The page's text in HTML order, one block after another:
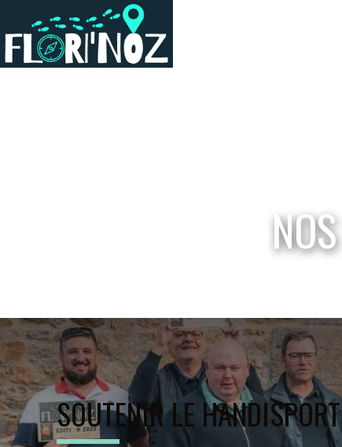
Actualité Contactez-nous
Flori'Noz Nos parcours Nos engagements
SOUTENIR LE HANDISPORT